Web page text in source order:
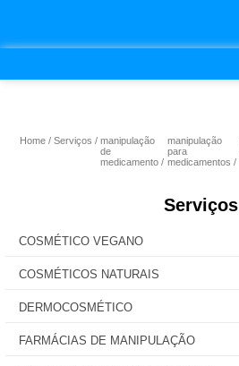
Home Serviços
manipulação
de
medicamento
manipulação
para
medicamentos
Serviços
COSMÉTICO VEGANO
COSMÉTICOS NATURAIS
DERMOCOSMÉTICO
FARMÁCIAS DE MANIPULAÇÃO